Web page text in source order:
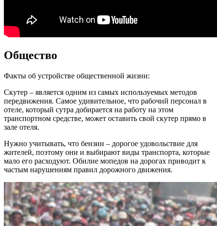
Общество
Факты об устройстве общественной жизни:
Скутер – является одним из самых используемых методов
передвижения. Самое удивительное, что рабочий персонал в
отеле, который сутра добирается на работу на этом
транспортном средстве, может оставить свой скутер прямо в
зале отеля.
Нужно учитывать, что бензин – дорогое удовольствие для
жителей, поэтому они и выбирают виды транспорта, которые
мало его расходуют. Обилие мопедов на дорогах приводит к
частым нарушениям правил дорожного движения.